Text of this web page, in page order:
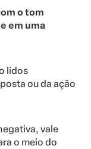
o tom
em uma
lidos
ou da ação
vale
o meio do